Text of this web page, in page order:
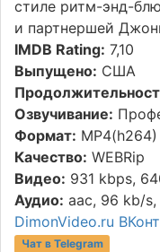
стиле ритм-энд-
и партнершей
IMDB Rating: 7,10
Выпущено: США
Озвучивание:
Формат: MP4(h264)
Качество: WEBRip
Видео: 931 kbps,
Аудио: aac, 96 kb/s,
DimonVideo.ru
Чат в Telegram